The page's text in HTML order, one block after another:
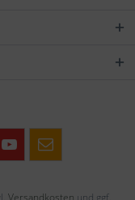
Versandkosten und ggf.